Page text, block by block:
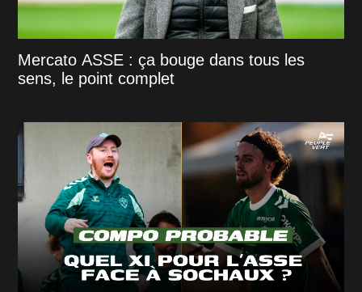
Mercato ASSE : ça bouge dans tous les
sens, le point complet